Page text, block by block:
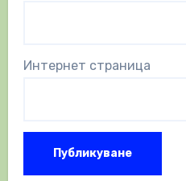
Интернет страница